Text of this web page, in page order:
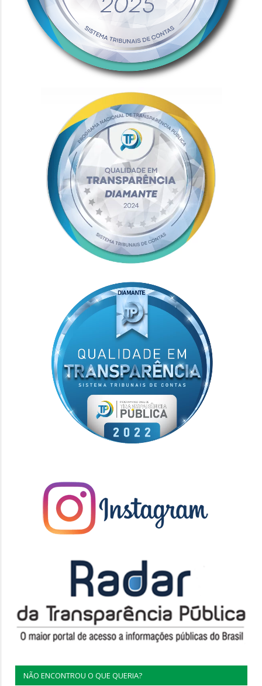
NÃO ENCONTROU O QUE QUERIA?